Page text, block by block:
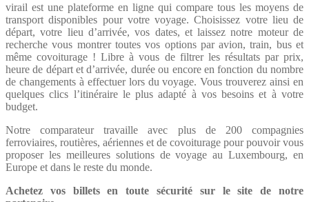
virail est une plateforme en ligne qui compare tous les moyens de
transport disponibles pour votre voyage. Choisissez votre lieu de
départ, votre lieu d’arrivée, vos dates, et laissez notre moteur de
recherche vous montrer toutes vos options par avion, train, bus et
même covoiturage ! Libre à vous de filtrer les résultats par prix,
heure de départ et d’arrivée, durée ou encore en fonction du nombre
de changements à effectuer lors du voyage. Vous trouverez ainsi en
quelques clics l’itinéraire le plus adapté à vos besoins et à votre
budget.
Notre comparateur travaille avec plus de 200 compagnies
ferroviaires, routières, aériennes et de covoiturage pour pouvoir vous
proposer les meilleures solutions de voyage au Luxembourg, en
Europe et dans le reste du monde.
Achetez vos billets en toute sécurité sur le site de notre